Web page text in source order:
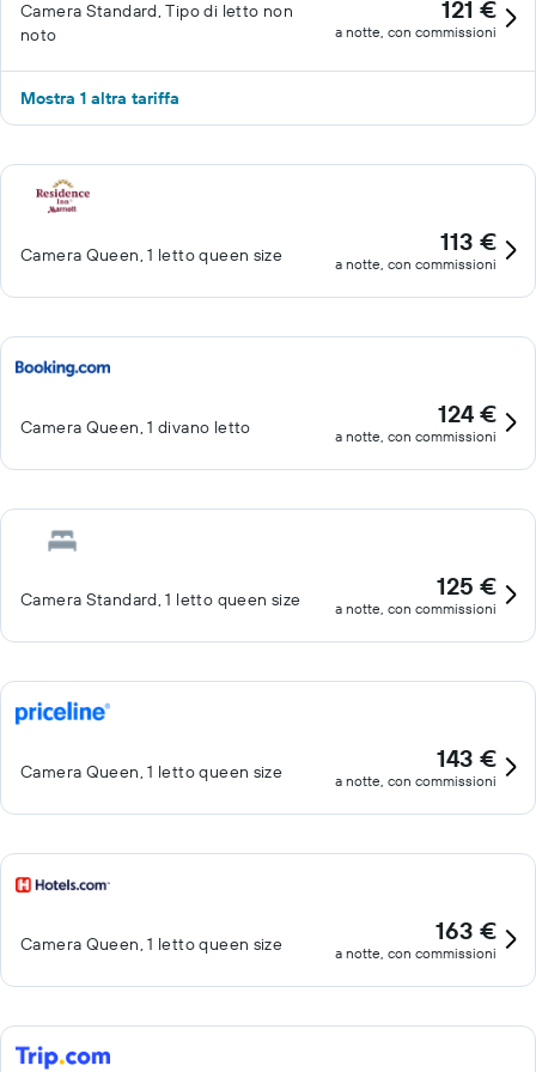
Camera Standard, Tipo di letto non
noto
121 €
a notte, con commissioni
Mostra 1 altra tariffa
Camera Queen, 1 letto queen size 113 €
a notte, con commissioni
Camera Queen, 1 divano letto 124 €
a notte, con commissioni
Camera Standard, 1 letto queen size 125 €
a notte, con commissioni
Camera Queen, 1 letto queen size 143 €
a notte, con commissioni
Camera Queen, 1 letto queen size 163 €
a notte, con commissioni